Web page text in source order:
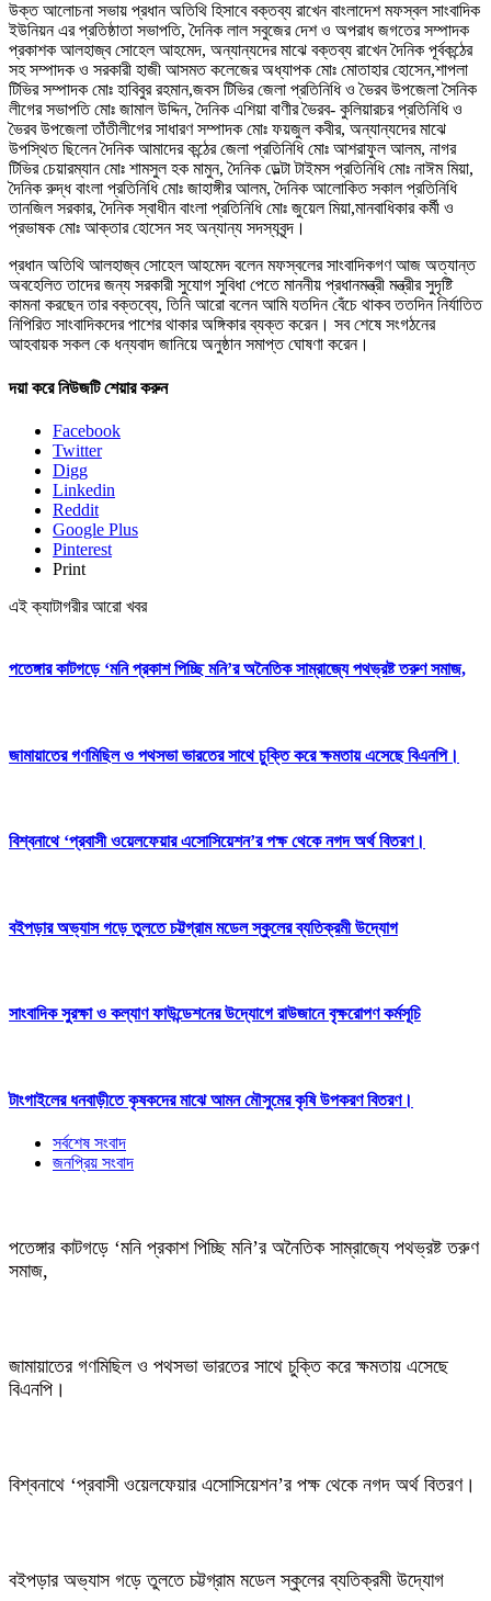
উক্ত আলোচনা সভায় প্রধান অতিথি হিসাবে বক্তব্য রাখেন বাংলাদেশ মফস্বল সাংবাদিক
ইউনিয়ন এর প্রতিষ্ঠাতা সভাপতি, দৈনিক লাল সবুজের দেশ ও অপরাধ জগতের সম্পাদক
প্রকাশক আলহাজ্ব সোহেল আহমেদ, অন্যান্যদের মাঝে বক্তব্য রাখেন দৈনিক পূর্বকন্ঠের
সহ সম্পাদক ও সরকারী হাজী আসমত কলেজের অধ্যাপক মোঃ মোতাহার হোসেন,শাপলা
টিভির সম্পাদক মোঃ হাবিবুর রহমান,জবস টিভির জেলা প্রতিনিধি ও ভৈরব উপজেলা সৈনিক
লীগের সভাপতি মোঃ জামাল উদ্দিন, দৈনিক এশিয়া বাণীর ভৈরব- কুলিয়ারচর প্রতিনিধি ও
ভৈরব উপজেলা তাঁতীলীগের সাধারণ সম্পাদক মোঃ ফয়জুল কবীর, অন্যান্যদের মাঝে
উপস্থিত ছিলেন দৈনিক আমাদের কন্ঠের জেলা প্রতিনিধি মোঃ আশরাফুল আলম, নাগর
টিভির চেয়ারম্যান মোঃ শামসুল হক মামুন, দৈনিক ডেল্টা টাইমস প্রতিনিধি মোঃ নাঈম মিয়া,
দৈনিক রুদ্ধ বাংলা প্রতিনিধি মোঃ জাহাঙ্গীর আলম, দৈনিক আলোকিত সকাল প্রতিনিধি
তানজিল সরকার, দৈনিক স্বাধীন বাংলা প্রতিনিধি মোঃ জুয়েল মিয়া,মানবাধিকার কর্মী ও
প্রভাষক মোঃ আক্তার হোসেন সহ অন্যান্য সদস্যবৃন্দ।
প্রধান অতিথি আলহাজ্ব সোহেল আহমেদ বলেন মফস্বলের সাংবাদিকগণ আজ অত্যান্ত
অবহেলিত তাদের জন্য সরকারী সুযোগ সুবিধা পেতে মাননীয় প্রধানমন্ত্রী মন্ত্রীর সুদৃষ্টি
কামনা করছেন তার বক্তব্যে, তিনি আরো বলেন আমি যতদিন বেঁচে থাকব ততদিন নির্যাতিত
নিপিরিত সাংবাদিকদের পাশের থাকার অঙ্গিকার ব্যক্ত করেন। সব শেষে সংগঠনের
আহবায়ক সকল কে ধন্যবাদ জানিয়ে অনুষ্ঠান সমাপ্ত ঘোষণা করেন।
দয়া করে নিউজটি শেয়ার করুন
Facebook
Twitter
Digg
Linkedin
Reddit
Google Plus
Pinterest
Print
এই ক্যাটাগরীর আরো খবর
পতেঙ্গার কাটগড়ে ‘মনি প্রকাশ পিচ্ছি মনি’র অনৈতিক সাম্রাজ্যে পথভ্রষ্ট তরুণ সমাজ,
জামায়াতের গণমিছিল ও পথসভা ভারতের সাথে চুক্তি করে ক্ষমতায় এসেছে বিএনপি।
বিশ্বনাথে ‘প্রবাসী ওয়েলফেয়ার এসোসিয়েশন’র পক্ষ থেকে নগদ অর্থ বিতরণ।
বইপড়ার অভ্যাস গড়ে তুলতে চট্টগ্রাম মডেল স্কুলের ব্যতিক্রমী উদ্যোগ
সাংবাদিক সুরক্ষা ও কল্যাণ ফাউন্ডেশনের উদ্যোগে রাউজানে বৃক্ষরোপণ কর্মসূচি
টাংগাইলের ধনবাড়ীতে কৃষকদের মাঝে আমন মৌসুমের কৃষি উপকরণ বিতরণ।
সর্বশেষ সংবাদ
জনপ্রিয় সংবাদ
পতেঙ্গার কাটগড়ে ‘মনি প্রকাশ পিচ্ছি মনি’র অনৈতিক সাম্রাজ্যে পথভ্রষ্ট তরুণ
সমাজ,
জামায়াতের গণমিছিল ও পথসভা ভারতের সাথে চুক্তি করে ক্ষমতায় এসেছে
বিএনপি।
বিশ্বনাথে ‘প্রবাসী ওয়েলফেয়ার এসোসিয়েশন’র পক্ষ থেকে নগদ অর্থ বিতরণ।
বইপড়ার অভ্যাস গড়ে তুলতে চট্টগ্রাম মডেল স্কুলের ব্যতিক্রমী উদ্যোগ